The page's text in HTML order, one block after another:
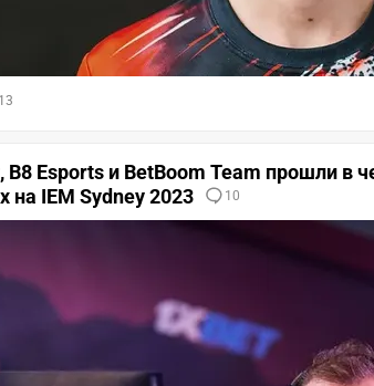
B8 Esports и BetBoom Team прошли в
на IEM Sydney 2023
10